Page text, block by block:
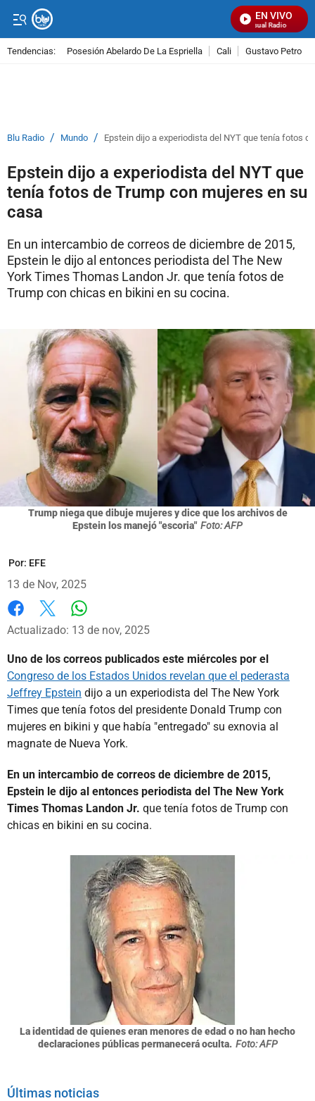
EN VIVO
Señal Visual Radio
Tendencias: Posesión Abelardo De La Espriella Cali Gustavo Petro
Blu Radio / Mundo / Epstein dijo a experiodista del NYT que tenía fotos
Epstein dijo a experiodista del NYT que
tenía fotos de Trump con mujeres en su
casa
En un intercambio de correos de diciembre de 2015,
Epstein le dijo al entonces periodista del The New
York Times Thomas Landon Jr. que tenía fotos de
Trump con chicas en bikini en su cocina.
Trump niega que dibuje mujeres y dice que los archivos de
Epstein los manejó "escoria" Foto: AFP
Por: EFE
13 de Nov, 2025
Facebook
X
Actualizado: 13 de nov, 2025
Uno de los correos publicados este miércoles por el
Congreso de los Estados Unidos revelan que el pederasta
Jeffrey Epstein dijo a un experiodista del The New York
Times que tenía fotos del presidente Donald Trump con
mujeres en bikini y que había "entregado" su exnovia al
magnate de Nueva York.
En un intercambio de correos de diciembre de 2015,
Epstein le dijo al entonces periodista del The New York
Times Thomas Landon Jr. que tenía fotos de Trump con
chicas en bikini en su cocina.
La identidad de quienes eran menores de edad o no han hecho
declaraciones públicas permanecerá oculta. Foto: AFP
Últimas noticias